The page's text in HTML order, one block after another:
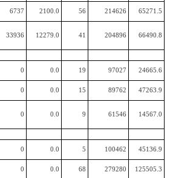
6737 2100.0 56 214626 65271.5
33936 12279.0 41 204896 66490.8
0 0.0 19 97027 24665.6
0 0.0 15 89762 47263.9
0 0.0 9 61546 14567.0
0 0.0 5 100462 45136.9
0 0.0 68 279280 125505.3